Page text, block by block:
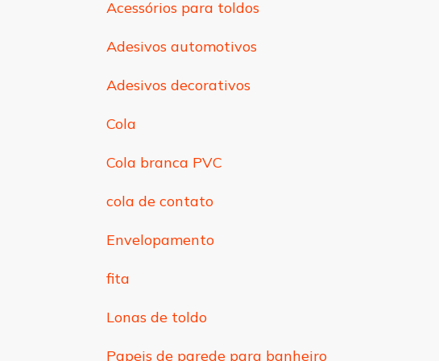
Acessórios para toldos
Adesivos automotivos
Adesivos decorativos
Cola
Cola branca PVC
cola de contato
Envelopamento
fita
Lonas de toldo
Papeis de parede para banheiro